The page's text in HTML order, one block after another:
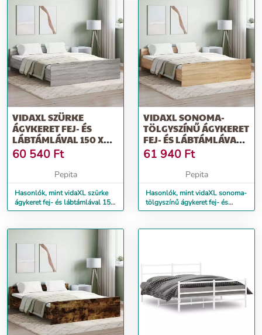
VIDAXL SZÜRKE
ÁGYKERET FEJ- ÉS
LÁBTÁMLÁVAL 150 X
200 CM
60 540 Ft
Pepita
Hasonlók, mint vidaXL szürke
ágykeret fej- és lábtámlával 150
x 200 cm
VIDAXL SONOMA-
TÖLGYSZÍNŰ ÁGYKERET
FEJ- ÉS LÁBTÁMLÁVAL
150 X 200 CM
61 940 Ft
Pepita
Hasonlók, mint vidaXL sonoma-
tölgyszínű ágykeret fej- és
lábtámlával 150 x 200 cm